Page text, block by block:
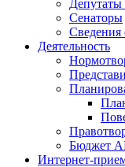
Сенаторы
Сведения
Деятельность
Бюджет
Интернет-